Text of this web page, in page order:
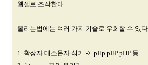
웹셀로 조작한다
올리는법에는 여러 가지 기술로 우회할 수 있다
1. 확장자 대소문자 섞기 -> .pHp pHP pHP 등